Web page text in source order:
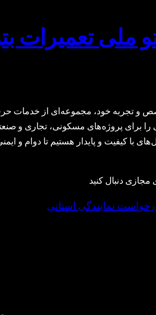
ملی تعمیرات
و تجربه خود، مجموعه‌ای از خدمات
را برای پروژه‌های مسکونی، تجاری و
با کیفیت و پایدار هستیم تا دوام و
مجازی دنبال کنید
نمایندگی استانی